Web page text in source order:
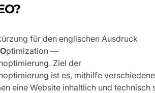
für den englischen Ausdruck
Optimization —
Ziel der
ist es, mithilfe
eine Website inhaltlich und technisch